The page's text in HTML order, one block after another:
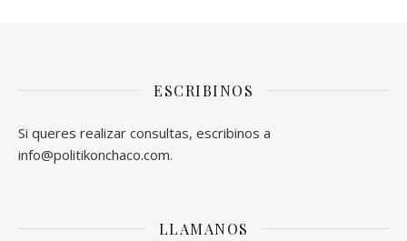
ESCRIBINOS
Si queres realizar consultas, escribinos a
info@politikonchaco.com.
LLAMANOS